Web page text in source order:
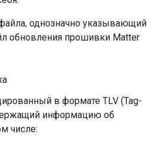
однозначно указывающий
обновления прошивки Matter
в формате TLV (Tag-
информацию об
числе: